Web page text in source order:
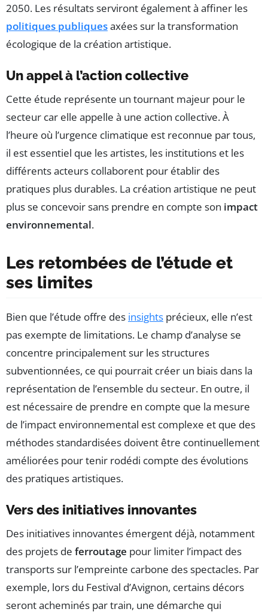
2050. Les résultats serviront également à affiner les
politiques publiquesaxées sur la transformation
écologique de la création artistique.
Un appel à l’action collective
Cette étude représente un tournant majeur pour le
secteur car elle appelle à une action collective. À
l’heure où l’urgence climatique est reconnue par tous,
il est essentiel que les artistes, les institutions et les
différents acteurs collaborent pour établir des
pratiques plus durables. La création artistique ne peut
plus se concevoir sans prendre en compte son impact
environnemental.
Les retombées de l’étude et
ses limites
Bien que l’étude offre des insights précieux, elle n’est
pas exempte de limitations. Le champ d’analyse se
concentre principalement sur les structures
subventionnées, ce qui pourrait créer un biais dans la
représentation de l’ensemble du secteur. En outre, il
est nécessaire de prendre en compte que la mesure
de l’impact environnemental est complexe et que des
méthodes standardisées doivent être continuellement
améliorées pour tenir rodédi compte des évolutions
des pratiques artistiques.
Vers des initiatives innovantes
Des initiatives innovantes émergent déjà, notamment
des projets de ferroutage pour limiter l’impact des
transports sur l’empreinte carbone des spectacles. Par
exemple, lors du Festival d’Avignon, certains décors
seront acheminés par train, une démarche qui